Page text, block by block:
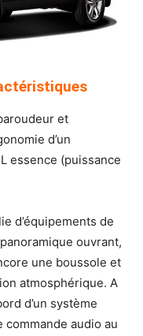
et
d’un
essence (puissance
d’équipements de
ouvrant,
une boussole et
atmosphérique. A
d’un système
commande audio au